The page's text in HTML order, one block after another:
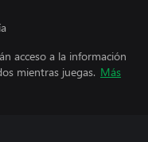
acceso a la información
mientras juegas. Más